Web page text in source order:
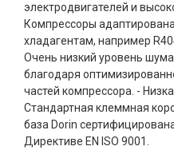
электродвигателей и
Компрессоры
хладагентам, например
Очень низкий уровень
благодаря
частей компрессора. -
Стандартная клеммная
база Dorin
Директиве EN ISO 9001.